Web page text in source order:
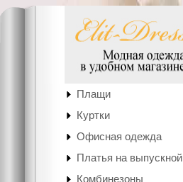
Плащи
Куртки
Офисная одежда
Платья на выпускной
Комбинезоны